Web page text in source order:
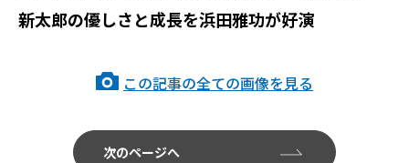
新太郎の優しさと成長を浜田雅功が好演
この記事の全ての画像を見る
次のページへ